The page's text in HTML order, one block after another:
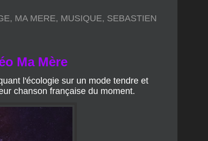
, MA MERE, MUSIQUE, SEBASTIEN
Ma Mère
l'écologie sur un mode tendre et
chanson française du moment.